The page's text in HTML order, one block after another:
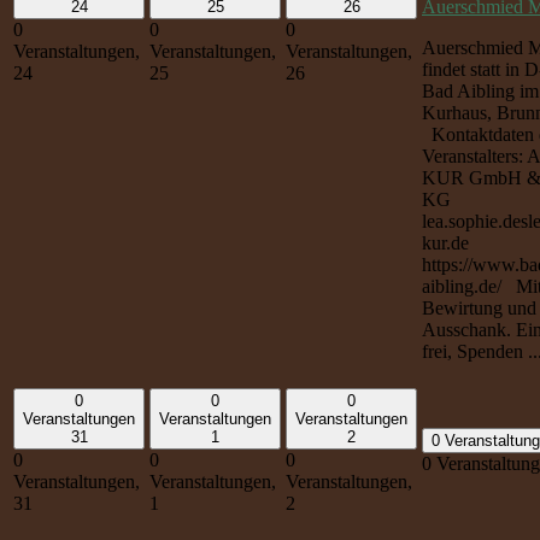
24
0
Veranstaltungen,
24
25
0
Veranstaltungen,
25
26
0
Veranstaltungen,
26
Auerschmied
Auerschmied
findet statt in
Bad Aibling im
Kurhaus,
Kontaktdaten
Veranstalters:
KUR GmbH
KG
kur.de
https://
aibling.de/
Bewirtung und
Ausschank.
frei, Spenden
0
Veranstaltungen
31
0
Veranstaltungen,
31
0
Veranstaltungen
1
0
Veranstaltungen,
1
0
Veranstaltungen
2
0
Veranstaltungen,
2
0
0